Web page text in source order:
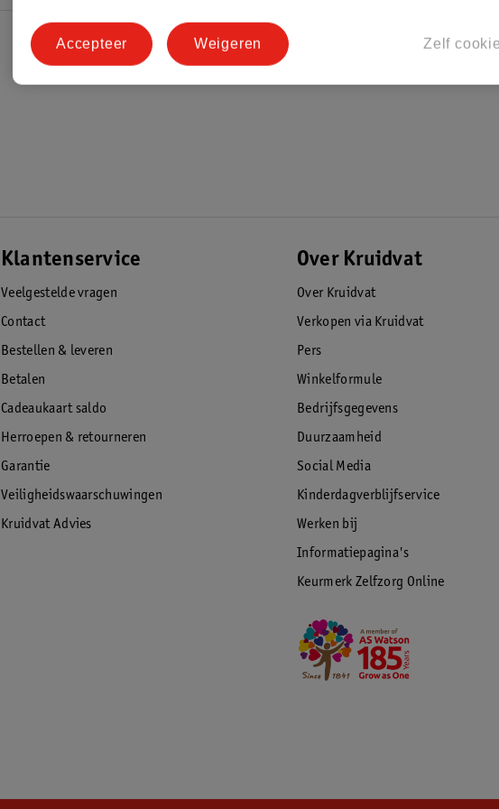
Klantenservice
Veelgestelde vragen
Contact
Bestellen & leveren
Betalen
Cadeaukaart saldo
Herroepen & retourneren
Garantie
Veiligheidswaarschuwingen
Kruidvat Advies
Over Kruidvat
Over Kruidvat
Verkopen via Kruidvat
Pers
Winkelformule
Bedrijfsgegevens
Duurzaamheid
Social Media
Kinderdagverblijfservice
Werken bij
Informatiepagina's
Keurmerk Zelfzorg Online
Zelf
Weigeren
Accepteer